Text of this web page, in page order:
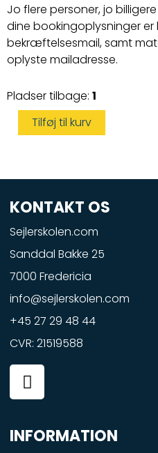
Jo flere personer, jo
dine bookingoplysninger er
bekræftelsesmail, samt
oplyste mailadresse.
Pladser tilbage: 1
Vandscootercertifikat
antal
Tilføj til kurv
KONTAKT OS
Sejlerskolen.com
Sanddal Bakke 25
7000 Fredericia
info@sejlerskolen.com
+45 27 29 48 44
CVR: 21519588
F
a
c
e
b
INFORMATION